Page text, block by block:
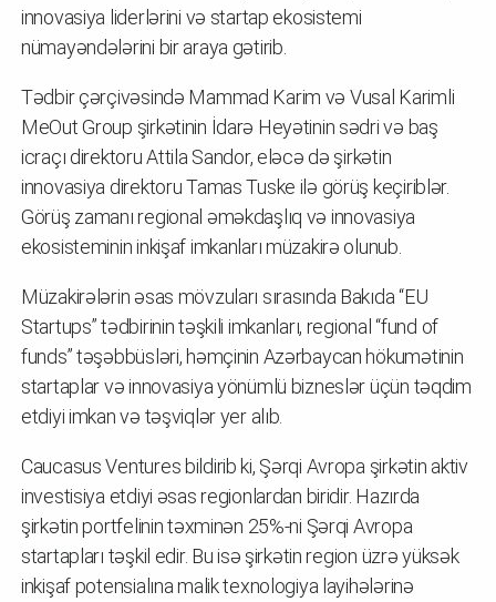
innovasiya liderlərini və startap ekosistemi
nümayəndələrini bir araya gətirib.
Tədbir çərçivəsində Mammad Karim və Vusal Karimli
MeOut Group şirkətinin İdarə Heyətinin sədri və baş
icraçı direktoru Attila Sandor, eləcə də şirkətin
innovasiya direktoru Tamas Tuske ilə görüş keçiriblər.
Görüş zamanı regional əməkdaşlıq və innovasiya
ekosisteminin inkişaf imkanları müzakirə olunub.
Müzakirələrin əsas mövzuları sırasında Bakıda “EU
Startups” tədbirinin təşkili imkanları, regional “fund of
funds” təşəbbüsləri, həmçinin Azərbaycan hökumətinin
startaplar və innovasiya yönümlü bizneslər üçün təqdim
etdiyi imkan və təşviqlər yer alıb.
Caucasus Ventures bildirib ki, Şərqi Avropa şirkətin aktiv
investisiya etdiyi əsas regionlardan biridir. Hazırda
şirkətin portfelinin təxminən 25%-ni Şərqi Avropa
startapları təşkil edir. Bu isə şirkətin region üzrə yüksək
inkişaf potensialına malik texnologiya layihələrinə